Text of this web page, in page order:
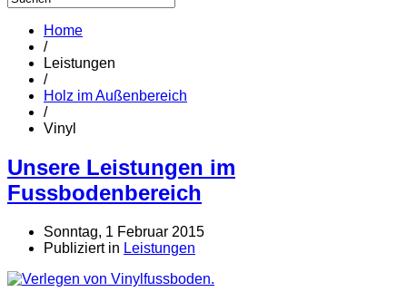
Home
/
Leistungen
/
Holz im Außenbereich
/
Vinyl
Unsere Leistungen im
Fussbodenbereich
Sonntag, 1 Februar 2015
Publiziert in Leistungen